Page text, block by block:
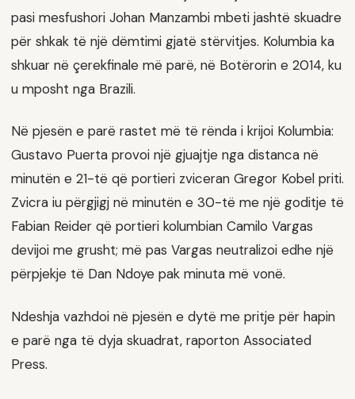
pasi mesfushori Johan Manzambi mbeti jashtë skuadre
për shkak të një dëmtimi gjatë stërvitjes. Kolumbia ka
shkuar në çerekfinale më parë, në Botërorin e 2014, ku
u mposht nga Brazili.
Në pjesën e parë rastet më të rënda i krijoi Kolumbia:
Gustavo Puerta provoi një gjuajtje nga distanca në
minutën e 21-të që portieri zviceran Gregor Kobel priti.
Zvicra iu përgjigj në minutën e 30-të me një goditje të
Fabian Reider që portieri kolumbian Camilo Vargas
devijoi me grusht; më pas Vargas neutralizoi edhe një
përpjekje të Dan Ndoye pak minuta më vonë.
Ndeshja vazhdoi në pjesën e dytë me pritje për hapin
e parë nga të dyja skuadrat, raporton Associated
Press.